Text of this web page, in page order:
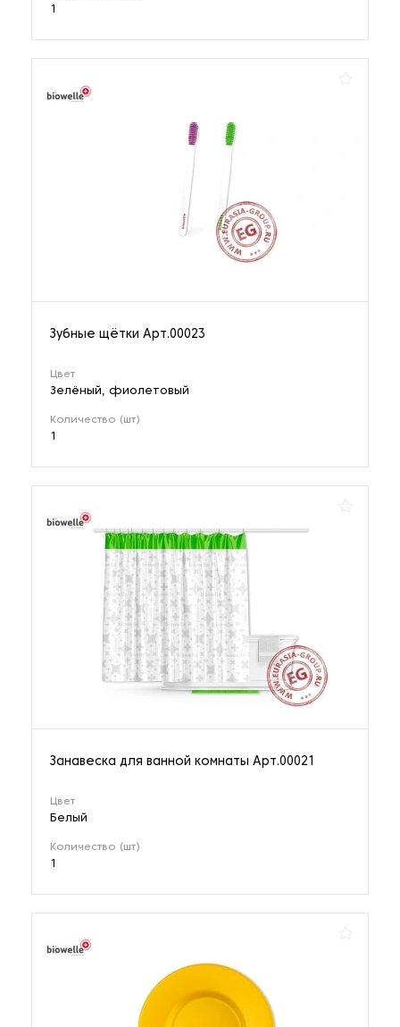
Зубные щётки Арт.00023
Цвет
Зелёный, фиолетовый
Количество (шт)
1
Занавеска для ванной комнаты Арт.00021
Цвет
Белый
Количество (шт)
1